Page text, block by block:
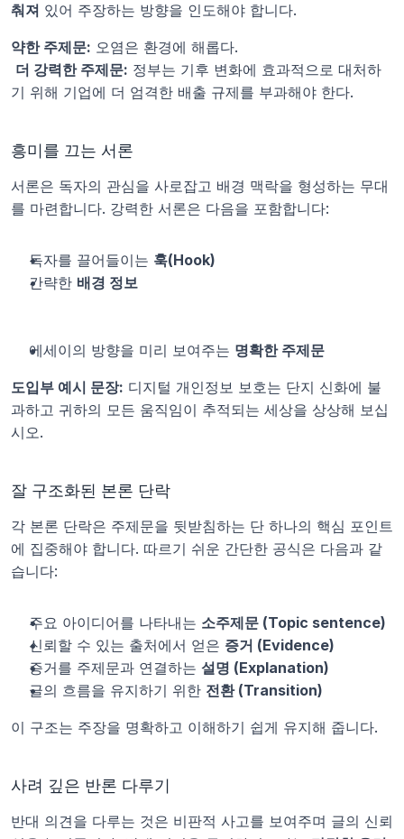
춰져 있어 주장하는 방향을 인도해야 합니다.
약한 주제문: 오염은 환경에 해롭다.
더 강력한 주제문: 정부는 기후 변화에 효과적으로 대처하
기 위해 기업에 더 엄격한 배출 규제를 부과해야 한다.
흥미를 끄는 서론
서론은 독자의 관심을 사로잡고 배경 맥락을 형성하는 무대
를 마련합니다. 강력한 서론은 다음을 포함합니다:
독자를 끌어들이는 훅(Hook)
간략한 배경 정보
에세이의 방향을 미리 보여주는 명확한 주제문
도입부 예시 문장: 디지털 개인정보 보호는 단지 신화에 불
과하고 귀하의 모든 움직임이 추적되는 세상을 상상해 보십
시오.
잘 구조화된 본론 단락
각 본론 단락은 주제문을 뒷받침하는 단 하나의 핵심 포인트
에 집중해야 합니다. 따르기 쉬운 간단한 공식은 다음과 같
습니다:
주요 아이디어를 나타내는 소주제문 (Topic sentence)
신뢰할 수 있는 출처에서 얻은 증거 (Evidence)
증거를 주제문과 연결하는 설명 (Explanation)
글의 흐름을 유지하기 위한 전환 (Transition)
이 구조는 주장을 명확하고 이해하기 쉽게 유지해 줍니다.
사려 깊은 반론 다루기
반대 의견을 다루는 것은 비판적 사고를 보여주며 글의 신뢰